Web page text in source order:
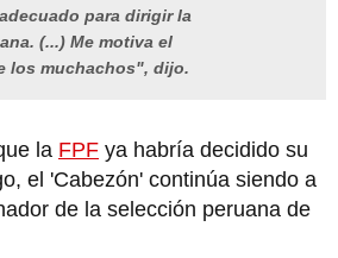
para dirigir la
(...) Me motiva el
los muchachos", dijo.
la FPF ya habría decidido su
el 'Cabezón' continúa siendo a
de la selección peruana de